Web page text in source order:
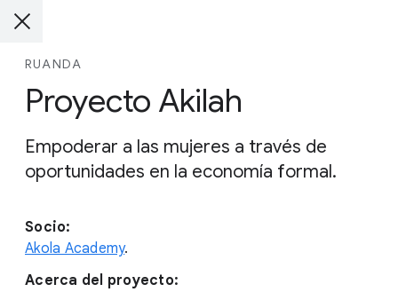
RUANDA
Proyecto Akilah
Empoderar a las mujeres a través de
oportunidades en la economía formal.
Socio:
Akola Academy.
Acerca del proyecto: